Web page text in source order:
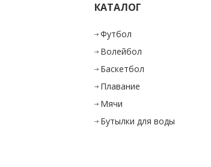
КАТАЛОГ
Футбол
Волейбол
Баскетбол
Плавание
Мячи
Бутылки для воды